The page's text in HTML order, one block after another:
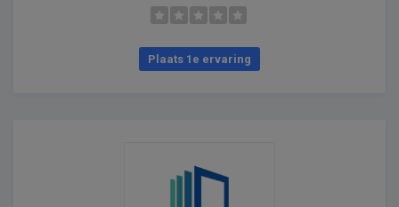
Plaats 1e ervaring